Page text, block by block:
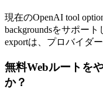
現在のOpenAI tool
backgroundsをサポー
exportは、プロバイダ
無料Webルートを
か？